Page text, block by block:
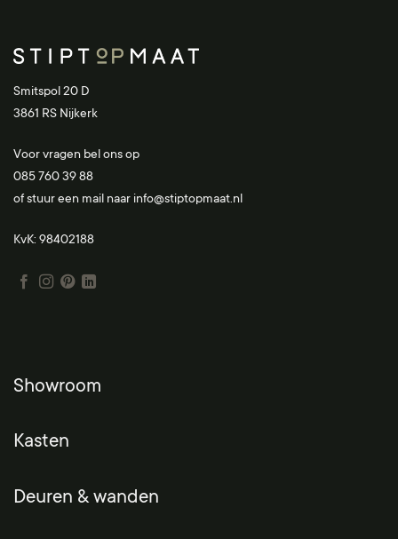
Smitspol 20 D
3861 RS Nijkerk
Voor vragen bel ons op
085 760 39 88
of stuur een mail naar info@stiptopmaat.nl
KvK: 98402188
Showroom
Kasten
Deuren & wanden